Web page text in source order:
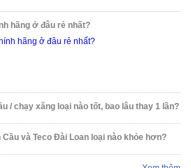
hãng ở đâu rẻ nhất?
/ chạy xăng loại nào tốt, bao lâu thay 1 lần?
và Teco Đài Loan loại nào khỏe hơn?